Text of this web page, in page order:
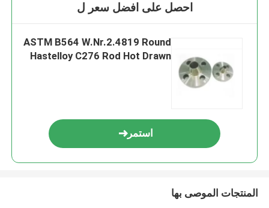
احصل على افضل سعر ل
ASTM B564 W.Nr.2.4819 Round
Hastelloy C276 Rod Hot Drawn
استمر
المنتجات الموصى بها